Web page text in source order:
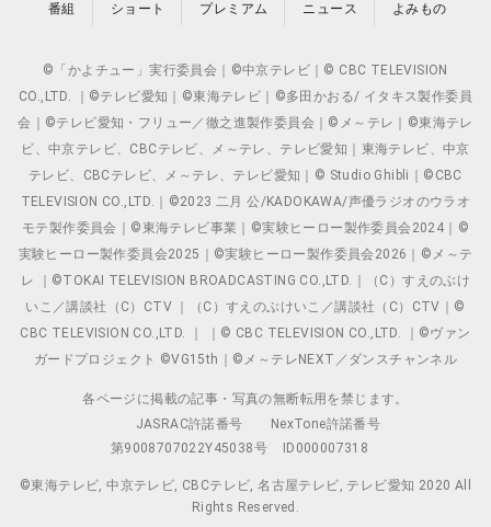
番組 ショート プレミアム ニュース よみもの
©「かよチュー」実行委員会｜©中京テレビ｜© CBC TELEVISION
CO.,LTD. ｜©テレビ愛知｜©東海テレビ｜©多田かおる/ イタキス製作委員
会｜©テレビ愛知・フリュー／徹之進製作委員会｜©メ～テレ｜©東海テレ
ビ、中京テレビ、CBCテレビ、メ～テレ、テレビ愛知｜東海テレビ、中京
テレビ、CBCテレビ、メ～テレ、テレビ愛知｜© Studio Ghibli｜©CBC
TELEVISION CO.,LTD.｜©2023 二月 公/KADOKAWA/声優ラジオのウラオ
モテ製作委員会｜©東海テレビ事業｜©実験ヒーロー製作委員会2024｜©
実験ヒーロー製作委員会2025｜©実験ヒーロー製作委員会2026｜©メ～テ
レ ｜©TOKAI TELEVISION BROADCASTING CO.,LTD.｜（C）すえのぶけ
いこ／講談社（C）CTV ｜（C）すえのぶけいこ／講談社（C）CTV｜©
CBC TELEVISION CO.,LTD. ｜ ｜© CBC TELEVISION CO.,LTD. ｜©ヴァン
ガードプロジェクト ©VG15th｜©メ～テレNEXT／ダンスチャンネル
各ページに掲載の記事・写真の無断転用を禁じます。
JASRAC許諾番号
NexTone許諾番号
第9008707022Y45038号
ID000007318
©東海テレビ, 中京テレビ, CBCテレビ, 名古屋テレビ, テレビ愛知 2020 All
Rights Reserved.